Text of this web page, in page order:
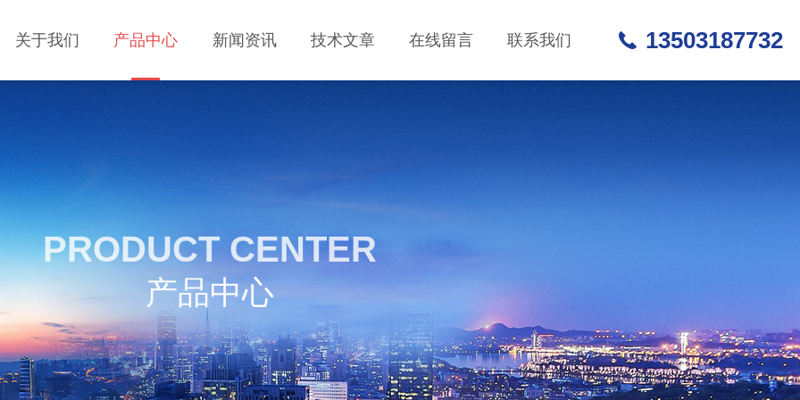
关于我们 产品中心 新闻资讯 技术文章 在线留言 联系我们 13503187732
PRODUCT CENTER
产品中心